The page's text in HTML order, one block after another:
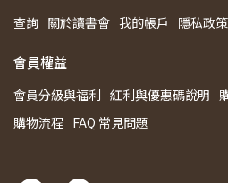
查詢 關於讀書會 我的帳戶 隱私政策
會員權益
會員分級與福利 紅利與優惠碼說明
購物流程 FAQ 常見問題